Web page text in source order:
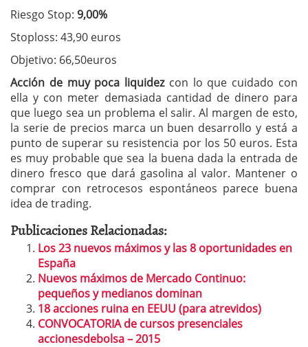
Riesgo Stop: 9,00%
Stoploss: 43,90 euros
Objetivo: 66,50euros
Acción de muy poca liquidezcon lo que cuidado con
ella y con meter demasiada cantidad de dinero para
que luego sea un problema el salir. Al margen de esto,
la serie de precios marca un buen desarrollo y está a
punto de superar su resistencia por los 50 euros. Esta
es muy probable que sea la buena dada la entrada de
dinero fresco que dará gasolina al valor. Mantener o
comprar con retrocesos espontáneos parece buena
idea de trading.
Publicaciones Relacionadas:
Los 23 nuevos máximos y las 8 oportunidades en
España
Nuevos máximos de Mercado Continuo:
pequeños y medianos dominan
18 acciones ruina en EEUU (para atrevidos)
CONVOCATORIA de cursos presenciales
accionesdebolsa – 2015